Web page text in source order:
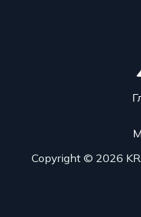
Copyright © 2026